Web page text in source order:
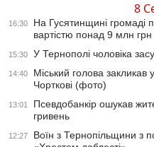
8
16:30
На Гусятинщині громаді
вартістю понад 9 млн грн
15:30 У Тернополі чоловіка
14:40
Міський голова закликав
Чорткові (фото)
13:01
Псевдобанкір ошукав
гривень
12:27
Воїн з Тернопільщини з